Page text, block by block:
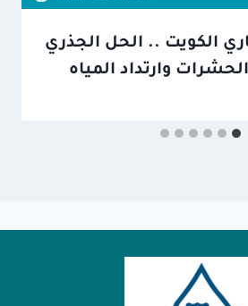
الكويت .. الحل الجذري
وارتداد المياه